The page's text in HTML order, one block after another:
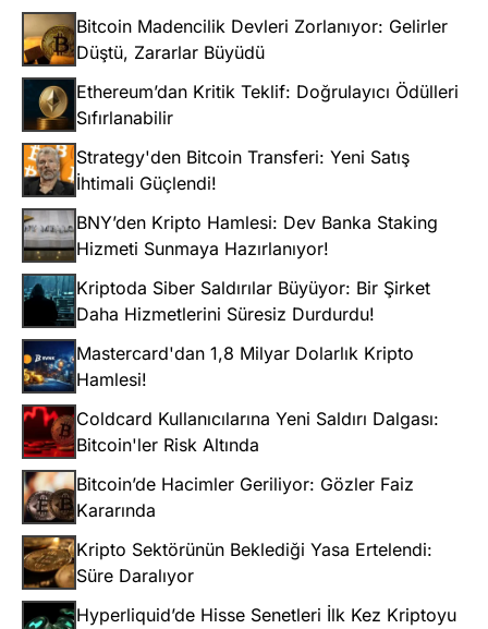
Bitcoin Madencilik Devleri Zorlanıyor: Gelirler
Düştü, Zararlar Büyüdü
Ethereum’dan Kritik Teklif: Doğrulayıcı Ödülleri
Sıfırlanabilir
Strategy'den Bitcoin Transferi: Yeni Satış
İhtimali Güçlendi!
BNY’den Kripto Hamlesi: Dev Banka Staking
Hizmeti Sunmaya Hazırlanıyor!
Kriptoda Siber Saldırılar Büyüyor: Bir Şirket
Daha Hizmetlerini Süresiz Durdurdu!
Mastercard'dan 1,8 Milyar Dolarlık Kripto
Hamlesi!
Coldcard Kullanıcılarına Yeni Saldırı Dalgası:
Bitcoin'ler Risk Altında
Bitcoin’de Hacimler Geriliyor: Gözler Faiz
Kararında
Kripto Sektörünün Beklediği Yasa Ertelendi:
Süre Daralıyor
Hyperliquid’de Hisse Senetleri İlk Kez Kriptoyu